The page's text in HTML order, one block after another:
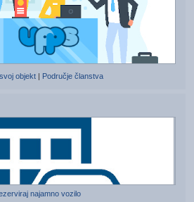
objekt Područje članstva
najamno vozilo